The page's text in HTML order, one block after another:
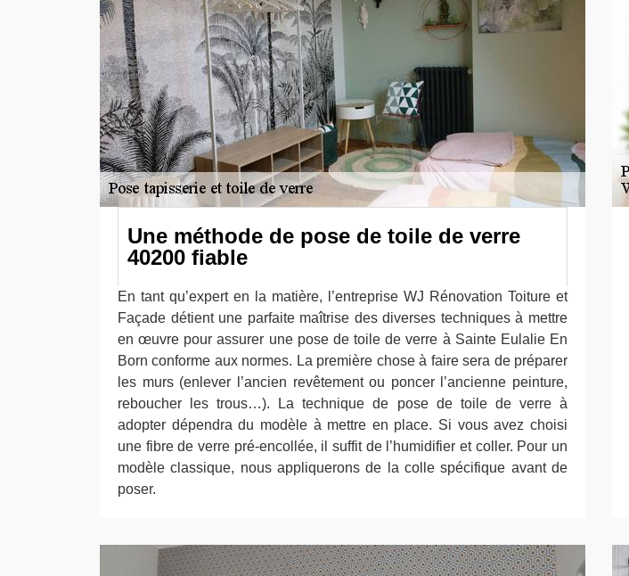
Une méthode de pose de toile de verre
40200 fiable
En tant qu’expert en la matière, l’entreprise WJ Rénovation Toiture et
Façade détient une parfaite maîtrise des diverses techniques à mettre
en œuvre pour assurer une pose de toile de verre à Sainte Eulalie En
Born conforme aux normes. La première chose à faire sera de préparer
les murs (enlever l’ancien revêtement ou poncer l’ancienne peinture,
reboucher les trous…). La technique de pose de toile de verre à
adopter dépendra du modèle à mettre en place. Si vous avez choisi
une fibre de verre pré-encollée, il suffit de l’humidifier et coller. Pour un
modèle classique, nous appliquerons de la colle spécifique avant de
poser.